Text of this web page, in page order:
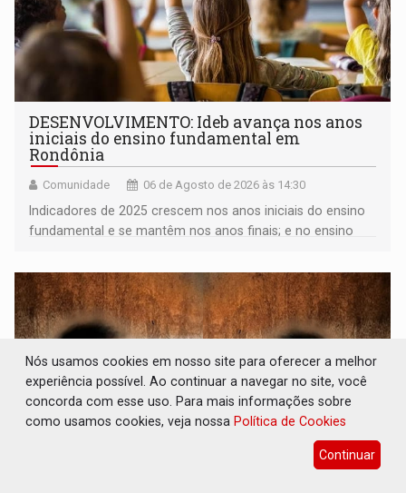
DESENVOLVIMENTO: Ideb avança nos anos
iniciais do ensino fundamental em
Rondônia
Comunidade 06 de Agosto de 2026 às 14:30
Indicadores de 2025 crescem nos anos iniciais do ensino
fundamental e se mantêm nos anos finais; e no ensino
Nós usamos cookies em nosso site para oferecer a melhor
experiência possível. Ao continuar a navegar no site, você
concorda com esse uso. Para mais informações sobre
como usamos cookies, veja nossa Política de Cookies
Continuar